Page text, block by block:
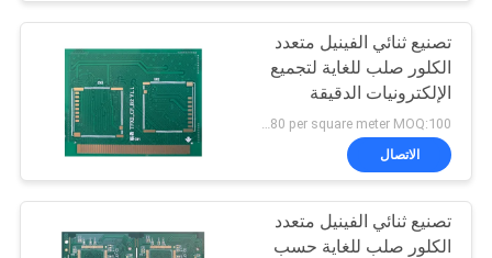
جولة
المعمل
مراقبة
الجودة
تصنيع ثنائي الفينيل متعدد
الكلور صلب للغاية لتجميع
الإلكترونيات الدقيقة
الاتصال
تصنيع ثنائي الفينيل متعدد
الكلور صلب للغاية حسب